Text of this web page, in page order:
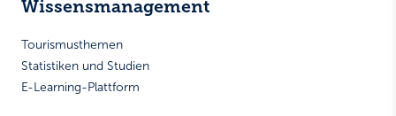
Wissensmanagement
Tourismusthemen
Statistiken und Studien
E-Learning-Plattform